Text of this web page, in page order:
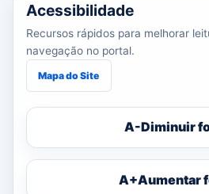
Acessibilidade
Recursos rápidos para melhorar
navegação no portal.
Mapa do Site
A-Diminuir
A+Aumentar